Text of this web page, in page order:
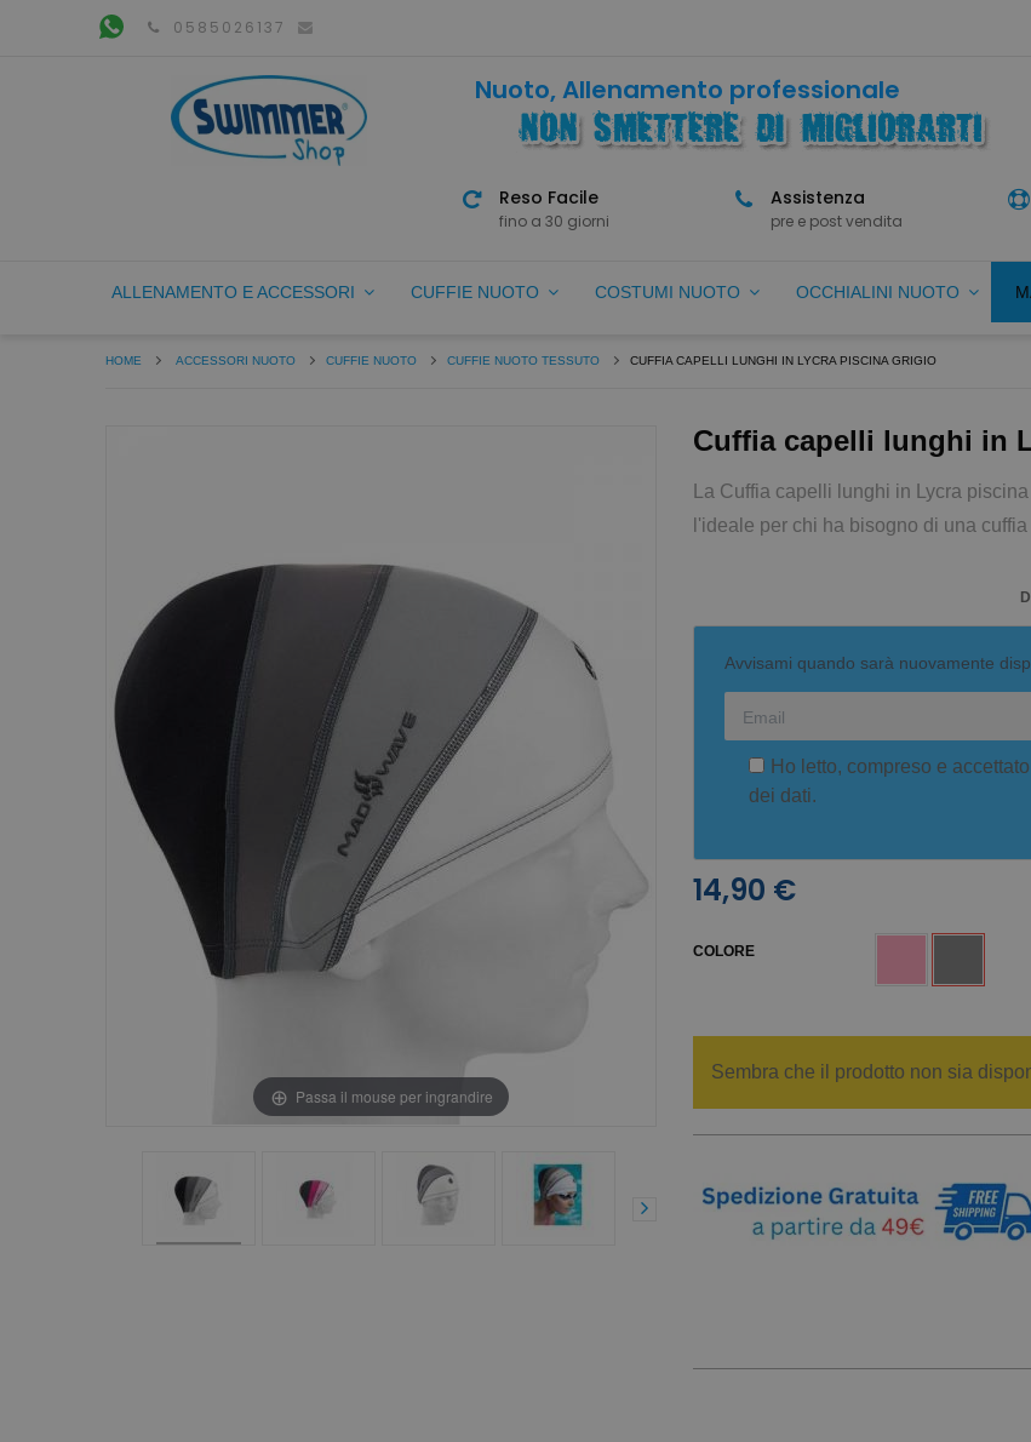
0585026137
Nuoto, Allenamento professionale
Reso Facile
fino a 30 giorni
Assistenza
pre e post vendita
ALLENAMENTO E ACCESSORI CUFFIE NUOTO COSTUMI NUOTO OCCHIALINI NUOTO
HOME ACCESSORI NUOTO CUFFIE NUOTO CUFFIE NUOTO TESSUTO CUFFIA CAPELLI LUNGHI IN LYCRA PISCINA GRIGIO
Passa il mouse per ingrandire
Cuffia capelli lunghi in
La Cuffia capelli lunghi in Lycra
l'ideale per chi ha bisogno di una
Avvisami quando sarà nuovamente
Ho letto, compreso e
dei dati.
14,90 €
COLORE
Sembra che il prodotto non sia